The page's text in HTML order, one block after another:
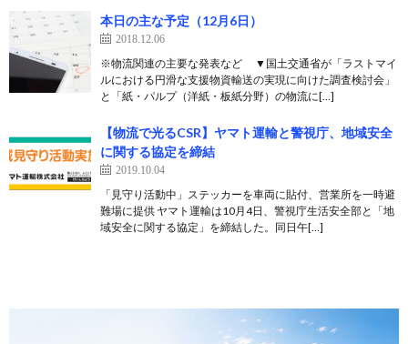
本日の主な予定（12月6日）
2018.12.06
※物流関連の主要な発表など ▼国土交通省が「ラストマイ
ルにおける円滑な支援物資輸送の実現に向けた調査検討会」
と「紙・パルプ（洋紙・板紙分野）の物流に[…]
【物流で光るCSR】ヤマト運輸と警視庁、地域安全
に関する協定を締結
2019.10.04
「見守り活動中」ステッカーを車両に貼付、営業所を一時避
難場に提供 ヤマト運輸は10月4日、警視庁生活安全部と「地
域安全に関する協定」を締結した。同日午[…]